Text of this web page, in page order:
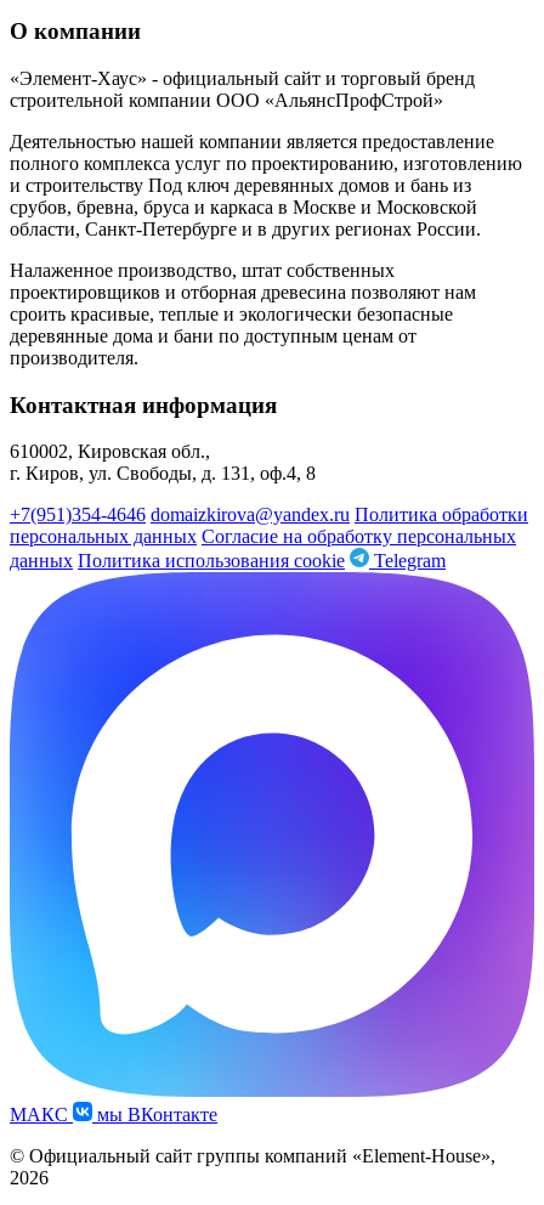
О компании
«Элемент-Хаус» - официальный сайт и торговый бренд
строительной компании ООО «АльянсПрофСтрой»
Деятельностью нашей компании является предоставление
полного комплекса услуг по проектированию, изготовлению
и строительству Под ключ деревянных домов и бань из
срубов, бревна, бруса и каркаса в Москве и Московской
области, Санкт-Петербурге и в других регионах России.
Налаженное производство, штат собственных
проектировщиков и отборная древесина позволяют нам
сроить красивые, теплые и экологически безопасные
деревянные дома и бани по доступным ценам от
производителя.
Контактная информация
610002, Кировская обл.,
г. Киров, ул. Свободы, д. 131, оф.4, 8
+7(951)354-4646 domaizkirova@yandex.ru Политика обработки
персональных данных Согласие на обработку персональных
данных Политика использования cookie Telegram
МАКС
мы ВКонтакте
© Официальный сайт группы компаний «Element-House»,
2026